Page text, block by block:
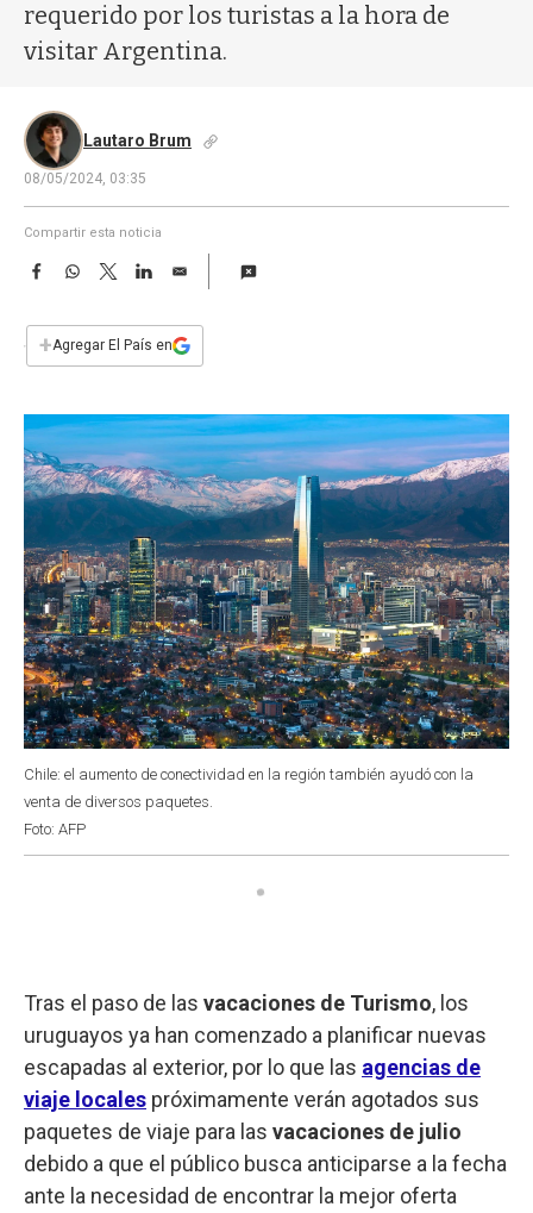
requerido por los turistas a la hora de
visitar Argentina.
Lautaro Brum
08/05/2024, 03:35
Compartir esta noticia
F
e
b
k
W
s
p
T
w
t
L
n
E
i
l
+Agregar El País en
Chile: el aumento de conectividad en la región también ayudó con la
venta de diversos paquetes.
Foto: AFP
Tras el paso de las vacaciones de Turismo, los
uruguayos ya han comenzado a planificar nuevas
escapadas al exterior, por lo que las agencias de
viaje locales próximamente verán agotados sus
paquetes de viaje para las vacaciones de julio
debido a que el público busca anticiparse a la fecha
ante la necesidad de encontrar la mejor oferta